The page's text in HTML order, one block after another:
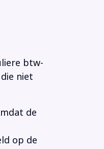
btw-
niet
de
op de